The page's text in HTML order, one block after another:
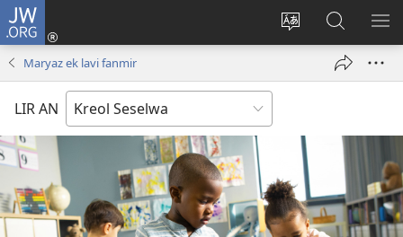
JW.ORG
Sanz
Log
window)
Rode
JW.ORG
Maryaz ek lavi fanmir
LIR AN